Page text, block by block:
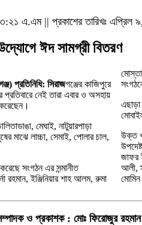
৩:২১ এ.এম || প্রকাশের তারিখঃ
ঈদ সামগ্রী বিতরণ
প্রতিনিধি: সিরাজগঞ্জের কাজিপুরে
নেই তারা এবার ও অসহায়
মেঘাই, নাটুয়ারপাড়া
মাঝে লাচ্চা, সেমাই, পোলার চাল,
সংগঠন এর সন্মানীত
রহমান, ইঞ্জিনিয়ার শাহ আলম, রুমা
উক্ত
জাফর
আলী,
ও প্রকাশক : মোঃ ফিরোজুর রহমান